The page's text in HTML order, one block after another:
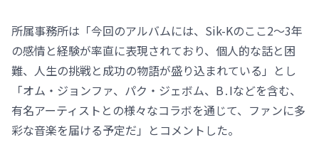
所属事務所は「今回のアルバムには、Sik-Kのここ2～3年
の感情と経験が率直に表現されており、個人的な話と困
難、人生の挑戦と成功の物語が盛り込まれている」とし
「オム・ジョンファ、パク・ジェボム、B․Iなどを含む、
有名アーティストとの様々なコラボを通じて、ファンに多
彩な音楽を届ける予定だ」とコメントした。